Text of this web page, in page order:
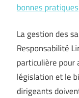
bonnes pratiques
La gestion des
Responsabilité
particulière pour
législation et le
dirigeants